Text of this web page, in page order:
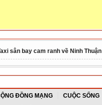
sân bay cam ranh về Ninh Thuận
ĐỒNG MẠNG
CUỘC SỐNG